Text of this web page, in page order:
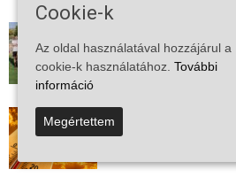
Megkezdte a
együtt maradt a
2026-08-06
Mi történik Európa
szabadulni a
Cookie-k
Az oldal használatával hozzájárul a
cookie-k használatához. További
információ
Megértettem